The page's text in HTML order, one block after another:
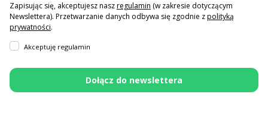
Zapisując się, akceptujesz naszregulamin (w zakresie dotyczącym
Newslettera). Przetwarzanie danych odbywa się zgodnie zpolityką
prywatności.
Akceptuję regulamin
Dołącz do newslettera